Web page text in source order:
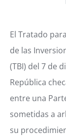
El Tratado
de las
(TBI) del 7 de
República
entre una
sometidas a
su